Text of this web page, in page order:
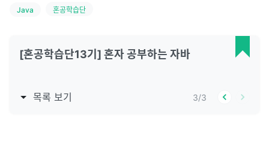
Java 혼공학습단
[혼공학습단13기] 혼자 공부하는 자바
목록 보기 3/3